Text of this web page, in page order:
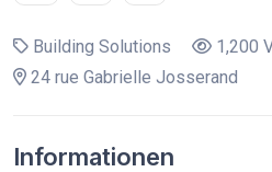
Building Solutions
1,200
24 rue Gabrielle Josserand
Informationen